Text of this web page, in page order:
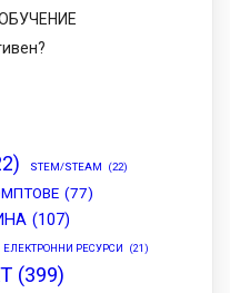
STEM/STEAM (22)
(77)
(107)
ЕЛЕКТРОННИ РЕСУРСИ (21)
(399)